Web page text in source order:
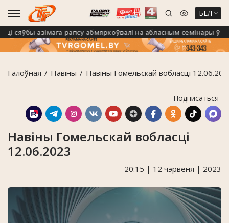
БЕЛ
сяўбы азімага рапсу абмяркоўвалі на абласным семінары ў
Галоўная Навiны Навіны Гомельскай вобласці
Подписаться
Навіны Гомельскай вобласці
12.06.2023
20:15 | 12 чэрвеня | 2023